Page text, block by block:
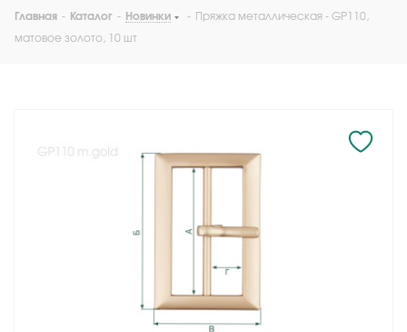
Главная - Каталог - Новинки - Пряжка металлическая - GP110,
матовое золото, 10 шт